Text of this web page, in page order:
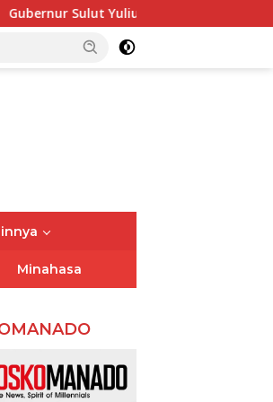
Yulius Selvanus Terima Audiensi Kwarda
Minahasa